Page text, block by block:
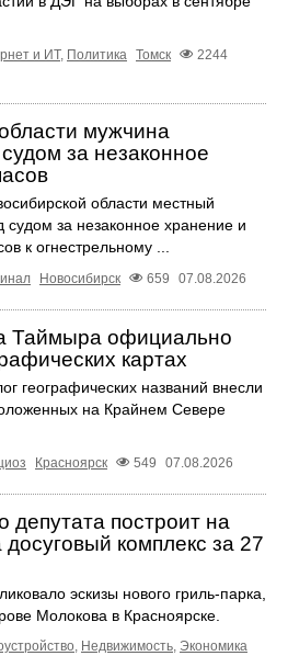
и ИТ, Политика Томск
2244
мужчина
за незаконное
области местный
судом за незаконное хранение и
к огнестрельному ...
Новосибирск 659 07.08.2026
Таймыра официально
картах
географических названий внесли
на Крайнем Севере
Красноярск 549 07.08.2026
депутата построит на
комплекс за 27
эскизы нового гриль-парка,
Молокова в Красноярске.
, Недвижимость, Экономика